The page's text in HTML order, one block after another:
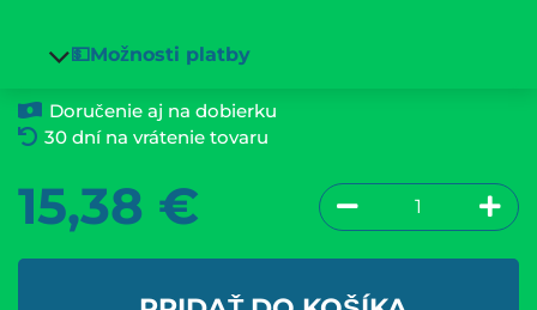
💵Možnosti platby
Doručenie aj na dobierku
30 dní na vrátenie tovaru
15,38 €